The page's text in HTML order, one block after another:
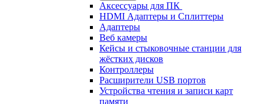
Аксессуары для ПК
HDMI Адаптеры и Сплиттеры
Адаптеры
Веб камеры
Кейсы и стыковочные станции для
жёстких дисков
Контроллеры
Расширители USB портов
Устройства чтения и записи карт
памяти